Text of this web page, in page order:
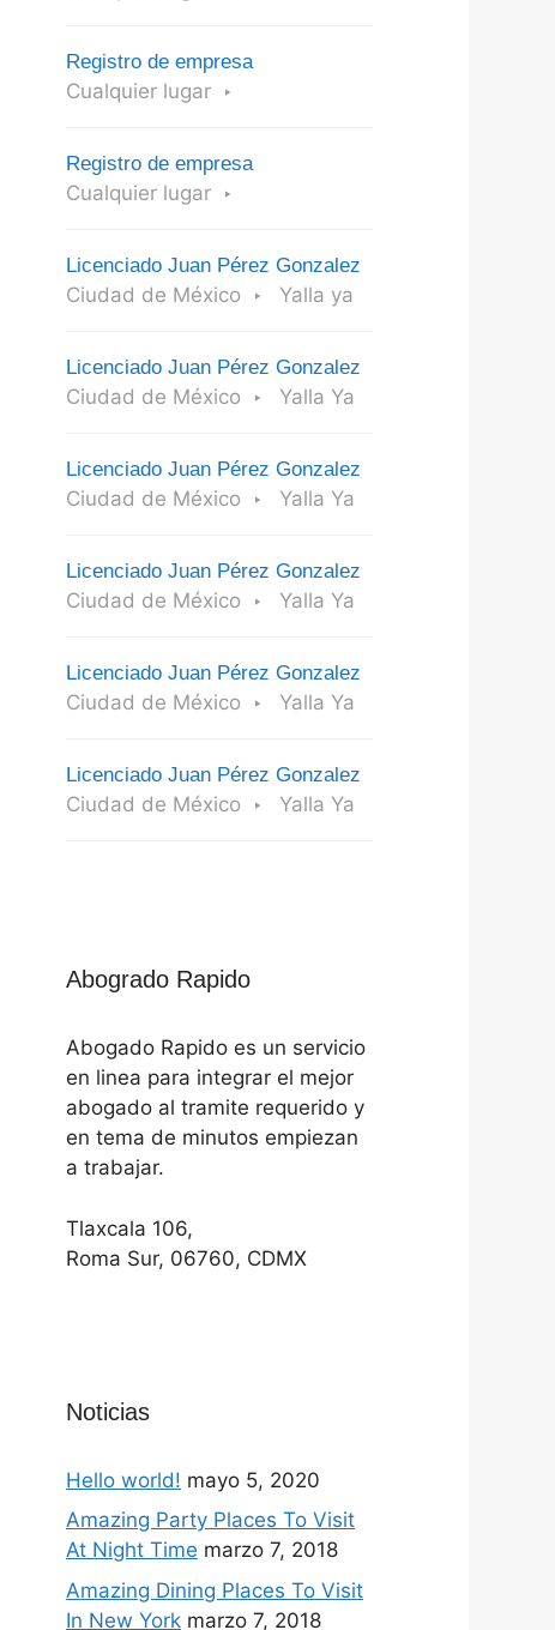
Registro de empresa
Cualquier lugar
Registro de empresa
Cualquier lugar
Licenciado Juan Pérez Gonzalez
Ciudad de México Yalla ya
Licenciado Juan Pérez Gonzalez
Ciudad de México Yalla Ya
Licenciado Juan Pérez Gonzalez
Ciudad de México Yalla Ya
Licenciado Juan Pérez Gonzalez
Ciudad de México Yalla Ya
Licenciado Juan Pérez Gonzalez
Ciudad de México Yalla Ya
Licenciado Juan Pérez Gonzalez
Ciudad de México Yalla Ya
Abogrado Rapido
Abogado Rapido es un servicio
en linea para integrar el mejor
abogado al tramite requerido y
en tema de minutos empiezan
a trabajar.
Tlaxcala 106,
Roma Sur, 06760, CDMX
Noticias
Hello world! mayo 5, 2020
Amazing Party Places To Visit
At Night Time marzo 7, 2018
Amazing Dining Places To Visit
In New York marzo 7, 2018